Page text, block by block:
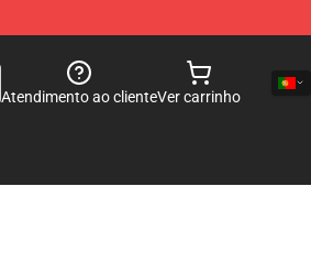
Atendimento ao clienteVer carrinho